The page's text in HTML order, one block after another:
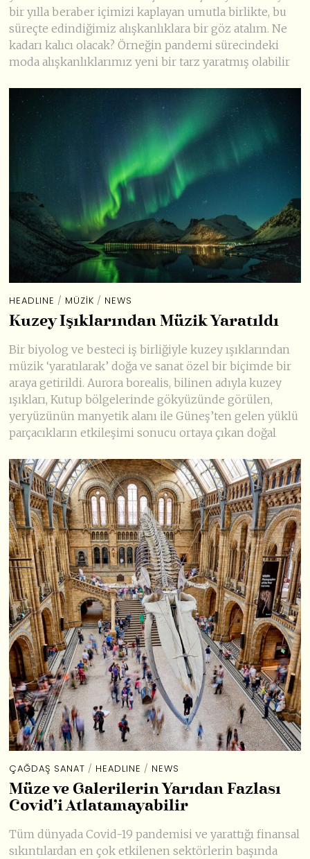
bir yılla beraber içimizi kaplayan umutla birlikte, bu
süreçte edindiğimiz alışkanlıklara bir göz atalım. Ne
kadarı kalıcı olacak? Örneğin pandemi sürecindeki
moda alışkanlıklarımız yeni bir tarz yaratmış olabilir
HEADLINE / MÜZIK / NEWS
Kuzey Işıklarından Müzik Yaratıldı
Bir biyolog ve besteci iş birliğiyle kuzey ışıklarından
müzik ‘yaratılarak’ doğa ve sanat özel bir biçimde bir
araya getirildi. Aurora borealis, bilinen adıyla kuzey
ışıkları, Kutup bölgelerinde gökyüzünde görülen,
yeryüzünün manyetik alanı ile Güneş’ten gelen yüklü
parçacıkların etkileşimi sonucu ortaya çıkan doğal
ÇAĞDAŞ SANAT / HEADLINE / NEWS
Müze ve Galerilerin Yarıdan Fazlası
Covid’i Atlatamayabilir
Tüm dünyada Covid-19 pandemisi ve yarattığı finansal
sıkıntılardan en çok etkilenen sektörlerin başında